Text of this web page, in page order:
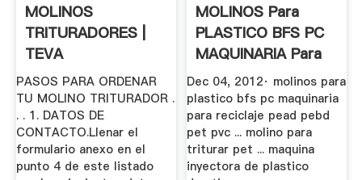
MOLINOS
TRITURADORES |
TEVA
DISTRIBUIDORA SA
DE CV
PASOS PARA ORDENAR
TU MOLINO TRITURADOR .
. . 1. DATOS DE
CONTACTO.Llenar el
formulario anexo en el
punto 4 de este listado
MOLINOS Para
PLASTICO BFS PC
MAQUINARIA Para
RECICLAJE ...
Dec 04, 2012· molinos para
plastico bfs pc maquinaria
para reciclaje pead pebd
pet pvc ... molino para
triturar pet ... maquina
inyectora de plastico